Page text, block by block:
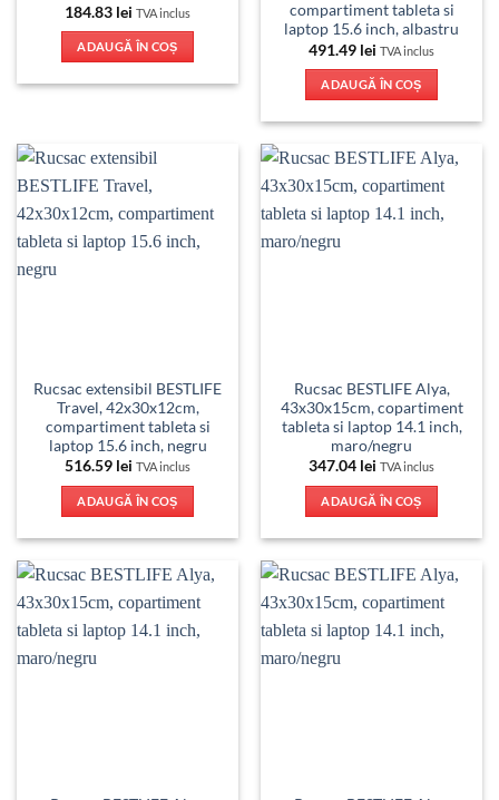
184.83 lei TVA inclus
ADAUGĂ ÎN COȘ
compartiment tableta si
laptop 15.6 inch, albastru
491.49 lei TVA inclus
ADAUGĂ ÎN COȘ
Rucsac extensibil BESTLIFE
Travel, 42x30x12cm,
compartiment tableta si
laptop 15.6 inch, negru
516.59 lei TVA inclus
ADAUGĂ ÎN COȘ
Rucsac BESTLIFE Alya,
43x30x15cm, copartiment
tableta si laptop 14.1 inch,
maro/negru
347.04 lei TVA inclus
ADAUGĂ ÎN COȘ